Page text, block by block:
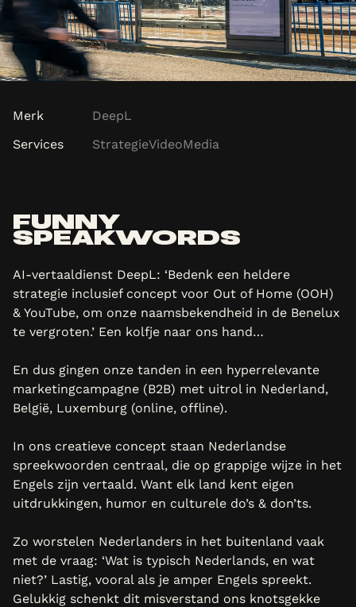
Merk
DeepL
Services
StrategieVideoMedia
FUNNY
SPEAKWORDS
AI-vertaaldienst DeepL: ‘Bedenk een heldere
strategie inclusief concept voor Out of Home (OOH)
& YouTube, om onze naamsbekendheid in de Benelux
te vergroten.’ Een kolfje naar ons hand…
En dus gingen onze tanden in een hyperrelevante
marketingcampagne (B2B) met uitrol in Nederland,
België, Luxemburg (online, offline).
In ons creatieve concept staan Nederlandse
spreekwoorden centraal, die op grappige wijze in het
Engels zijn vertaald. Want elk land kent eigen
uitdrukkingen, humor en culturele do’s & don’ts.
Zo worstelen Nederlanders in het buitenland vaak
met de vraag: ‘Wat is typisch Nederlands, en wat
niet?’ Lastig, vooral als je amper Engels spreekt.
Gelukkig schenkt dit misverstand ons knotsgekke